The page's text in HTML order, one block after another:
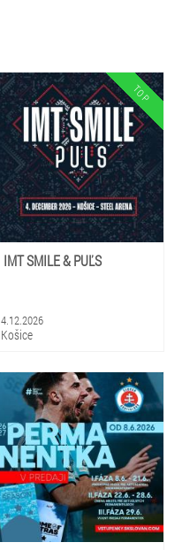
IMT SMILE & PUĽS
4.12.2026
Košice